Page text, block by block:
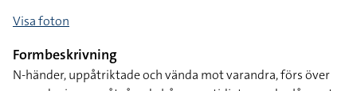
Visa foton
Formbeskrivning
N-händer, uppåtriktade och vända mot varandra, förs över